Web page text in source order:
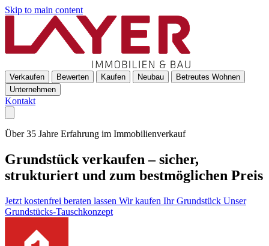
Skip to main content
Verkaufen Bewerten Kaufen Neubau
Betreutes Wohnen
Unternehmen
Kontakt
Über 35 Jahre Erfahrung im Immobilienverkauf
Grundstück verkaufen – sicher,
strukturiert und zum bestmöglichen Preis
Jetzt kostenfrei beraten lassen Wir kaufen Ihr Grundstück Unser
Grundstücks-Tauschkonzept